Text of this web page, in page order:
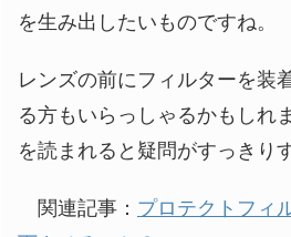
を生み出したいものですね。
レンズの前にフィルターを装
る方もいらっしゃるかもしれ
を読まれると疑問がすっきり
関連記事： プロテクトフィ